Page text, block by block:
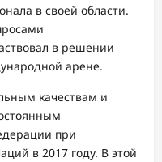
в своей области.
в решении
арене.
качествам и
при
в 2017 году. В этой